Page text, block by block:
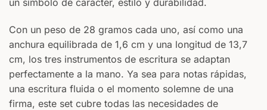
Con un peso de 28 gramos cada uno, así como una
anchura equilibrada de 1,6 cm y una longitud de 13,7
cm, los tres instrumentos de escritura se adaptan
perfectamente a la mano. Ya sea para notas rápidas,
una escritura fluida o el momento solemne de una
firma, este set cubre todas las necesidades de